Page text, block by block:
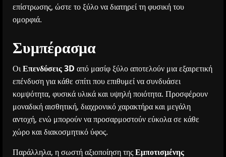
επίστρωσης, ώστε το ξύλο να διατηρεί τη φυσική του
ομορφιά.
Συμπέρασμα
ΟιΕπενδύσεις 3D από μασίφ ξύλο αποτελούν μια εξαιρετική
επένδυση για κάθε σπίτι που επιθυμεί να συνδυάσει
κομψότητα, φυσικά υλικά και υψηλή ποιότητα. Προσφέρουν
μοναδική αισθητική, διαχρονικό χαρακτήρα και μεγάλη
αντοχή, ενώ μπορούν να προσαρμοστούν εύκολα σε κάθε
χώρο και διακοσμητικό ύφος.
Παράλληλα, ησωστή αξιοποίηση τηςΕμποτισμένης